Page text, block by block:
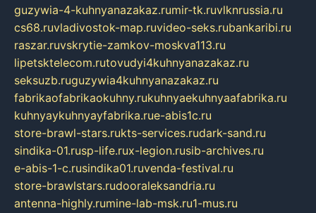
guzywia-4-kuhnyanazakaz.rumir-tk.ruvlknrussia.ru
cs68.ruvladivostok-map.ruvideo-seks.rubankaribi.ru
raszar.ruvskrytie-zamkov-moskva113.ru
lipetsktelecom.rutovudyi4kuhnyanazakaz.ru
seksuzb.ruguzywia4kuhnyanazakaz.ru
fabrikaofabrikaokuhny.rukuhnyaekuhnyaafabrika.ru
kuhnyaykuhnyayfabrika.rue-abis1c.ru
store-brawl-stars.rukts-services.rudark-sand.ru
sindika-01.rusp-life.rux-legion.rusib-archives.ru
e-abis-1-c.rusindika01.ruvenda-festival.ru
store-brawlstars.rudooraleksandria.ru
antenna-highly.rumine-lab-msk.ru1-mus.ru